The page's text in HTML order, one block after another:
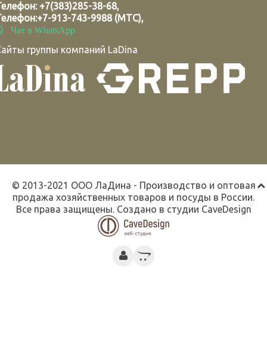
+7(383)285-38-68,
+7-913-743-9988 (МТС),
Чат в WhatsApp
группы компаний LaDina
© 2013-2021 ООО ЛаДина - Производство и оптовая
продажа хозяйственных товаров и посуды в России.
Все права защищены. Создано в студии CaveDesign